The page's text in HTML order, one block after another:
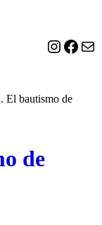
Instagram Facebook Correo electrónico
El bautismo de
de